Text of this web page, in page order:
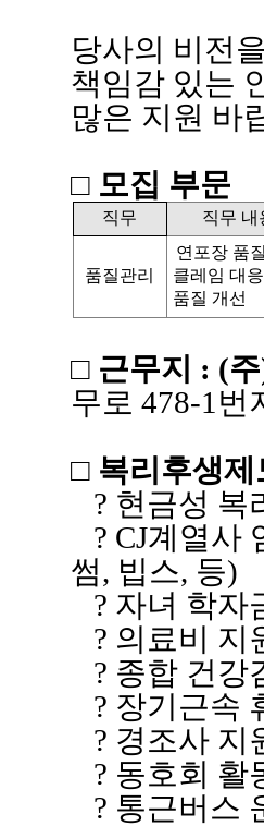
당사의 비전
책임감 있는
많은 지원 바
□ 모집 부문
직무 직무 내
품질관리
연포장 품
클레임 대응
품질 개선
□ 근무지 : (주
무로 478-1 번
□ 복리후생제
? 현금성 복
? CJ계열사
썸, 빕스, 등)
? 자녀 학자
? 의료비 지
? 종합 건강
? 장기근속
? 경조사 지
? 동호회 활
? 통근버스